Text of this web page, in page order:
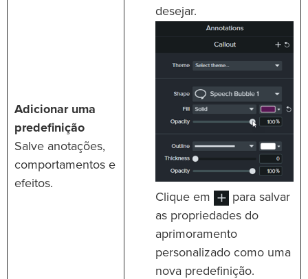
Adicionar uma
predefinição
Salve anotações,
comportamentos e
efeitos.
desejar.
Clique em
para salvar
as propriedades do
aprimoramento
personalizado como uma
nova predefinição.